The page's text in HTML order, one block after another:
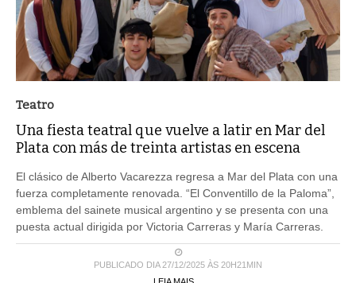
Teatro
Una fiesta teatral que vuelve a latir en Mar del
Plata con más de treinta artistas en escena
El clásico de Alberto Vacarezza regresa a Mar del Plata con una
fuerza completamente renovada. “El Conventillo de la Paloma”,
emblema del sainete musical argentino y se presenta con una
puesta actual dirigida por Victoria Carreras y María Carreras.
PUBLICADO DIA 27/12/2025 ÀS 20H21MIN